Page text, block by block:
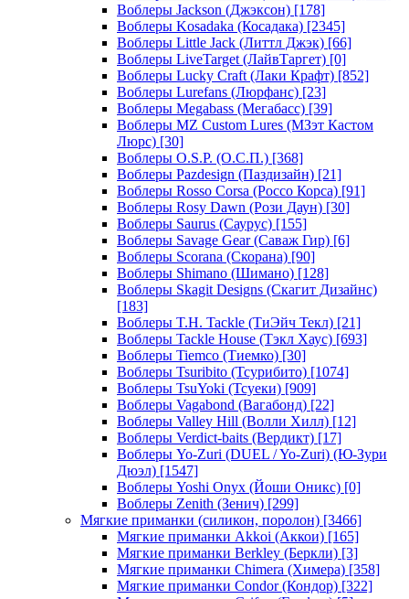
Воблеры Jackson (Джэксон) [178]
Воблеры Kosadaka (Косадака) [2345]
Воблеры Little Jack (Литтл Джэк) [66]
Воблеры LiveTarget (ЛайвТаргет) [0]
Воблеры Lucky Craft (Лаки Крафт) [852]
Воблеры Lurefans (Люрфанс) [23]
Воблеры Megabass (Мегабасс) [39]
Воблеры MZ Custom Lures (МЗэт Кастом
Люрс) [30]
Воблеры O.S.P. (О.С.П.) [368]
Воблеры Pazdesign (Паздизайн) [21]
Воблеры Rosso Corsa (Россо Корса) [91]
Воблеры Rosy Dawn (Рози Даун) [30]
Воблеры Saurus (Саурус) [155]
Воблеры Savage Gear (Саваж Гир) [6]
Воблеры Scorana (Скорана) [90]
Воблеры Shimano (Шимано) [128]
Воблеры Skagit Designs (Скагит Дизайнс)
[183]
Воблеры T.H. Tackle (ТиЭйч Текл) [21]
Воблеры Tackle House (Тэкл Хаус) [693]
Воблеры Tiemco (Тиемко) [30]
Воблеры Tsuribito (Тсурибито) [1074]
Воблеры TsuYoki (Тсуеки) [909]
Воблеры Vagabond (Вагабонд) [22]
Воблеры Valley Hill (Волли Хилл) [12]
Воблеры Verdict-baits (Вердикт) [17]
Воблеры Yo-Zuri (DUEL / Yo-Zuri) (Ю-Зури
Дюэл) [1547]
Воблеры Yoshi Onyx (Йоши Оникс) [0]
Воблеры Zenith (Зенич) [299]
Мягкие приманки (силикон, поролон) [3466]
Мягкие приманки Akkoi (Аккои) [165]
Мягкие приманки Berkley (Беркли) [3]
Мягкие приманки Chimera (Химера) [358]
Мягкие приманки Condor (Кондор) [322]